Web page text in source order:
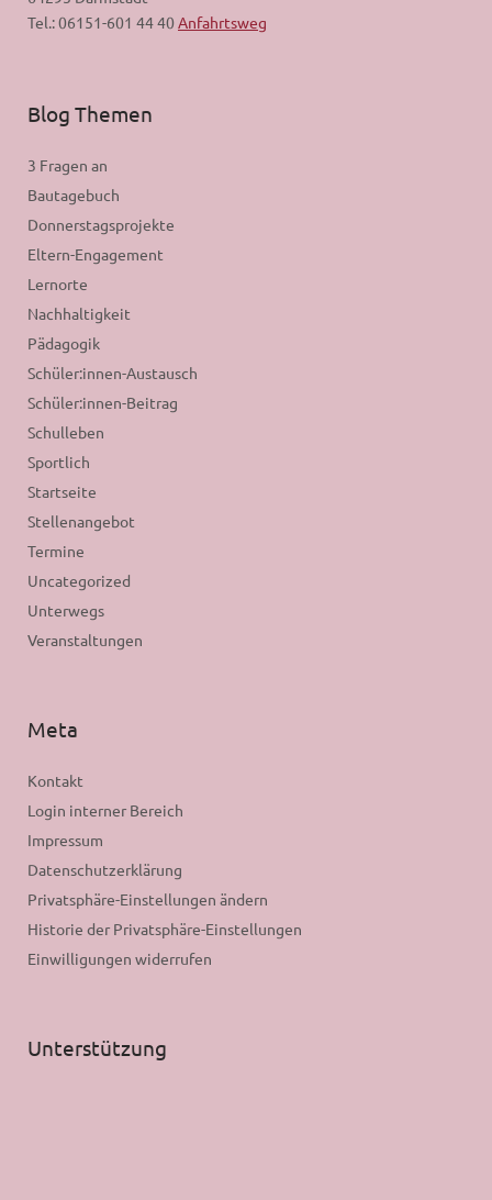
Tel.: 06151-601 44 40Anfahrtsweg
Blog Themen
3 Fragen an
Bautagebuch
Donnerstagsprojekte
Eltern-Engagement
Lernorte
Nachhaltigkeit
Pädagogik
Schüler:innen-Austausch
Schüler:innen-Beitrag
Schulleben
Sportlich
Startseite
Stellenangebot
Termine
Uncategorized
Unterwegs
Veranstaltungen
Meta
Kontakt
Login interner Bereich
Impressum
Datenschutzerklärung
Privatsphäre-Einstellungen ändern
Historie der Privatsphäre-Einstellungen
Einwilligungen widerrufen
Unterstützung